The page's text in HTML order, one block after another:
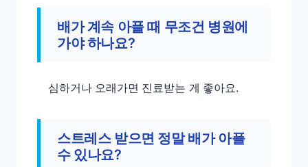
배가 계속 아플 때 무조건 병원에
가야 하나요?
심하거나 오래가면 진료받는 게 좋아요.
스트레스 받으면 정말 배가 아플
수 있나요?